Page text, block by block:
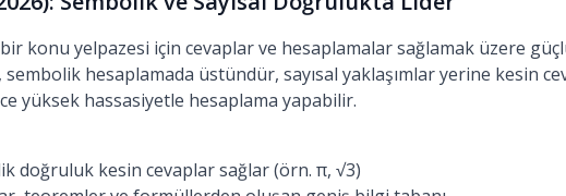
konu yelpazesi için cevaplar ve hesaplamalar sağlamak üzere
sembolik hesaplamada üstündür, sayısal yaklaşımlar yerine kesin
yüksek hassasiyetle hesaplama yapabilir.
doğruluk kesin cevaplar sağlar (örn. π, √3)